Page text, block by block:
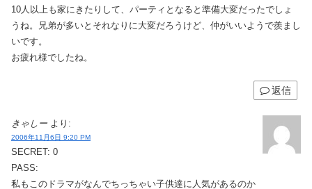
10人以上も家にきたりして、パーティとなると準備大変だったでしょ
うね。兄弟が多いとそれなりに大変だろうけど、仲がいいようで羨まし
いです。
お疲れ様でしたね。
返信
きゃしー より:
2006年11月6日 9:20 PM
SECRET: 0
PASS:
私もこのドラマがなんでちっちゃい子供達に人気があるのか